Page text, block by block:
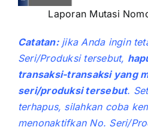
Laporan Mutasi
Catatan:jika Anda ingin
Seri/Produksi tersebut,
transaksi-transaksi yang
seri/produksi tersebut.
terhapus, silahkan coba
menonaktifkan No. Seri/